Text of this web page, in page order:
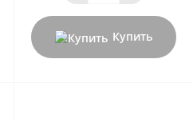
Купить